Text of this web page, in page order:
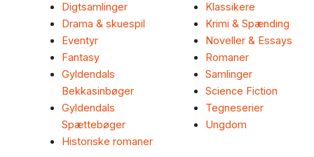
Digtsamlinger
Drama & skuespil
Eventyr
Fantasy
Gyldendals
Bekkasinbøger
Gyldendals
Spættebøger
Historiske romaner
Klassikere
Krimi & Spænding
Noveller & Essays
Romaner
Samlinger
Science Fiction
Tegneserier
Ungdom